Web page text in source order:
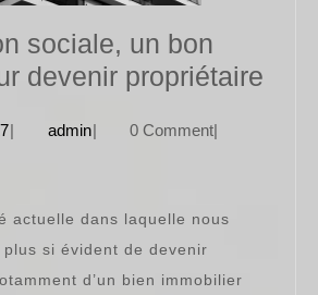
sociale, un bon
devenir propriétaire
27
| adminadmin
| 0 Comment|
actuelle dans laquelle nous
plus si évident de devenir
d’un bien immobilier